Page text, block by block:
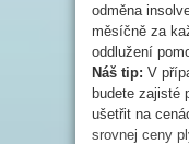
odměna
měsíčně za
oddlužení
Náš tip: V
budete zajisté
ušetřit na
srovnej ceny